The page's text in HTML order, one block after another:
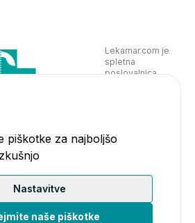
Lekarnar.com je
spletna
poslovalnica
piškotke za najboljšo
Nastavitve
naše piškotke